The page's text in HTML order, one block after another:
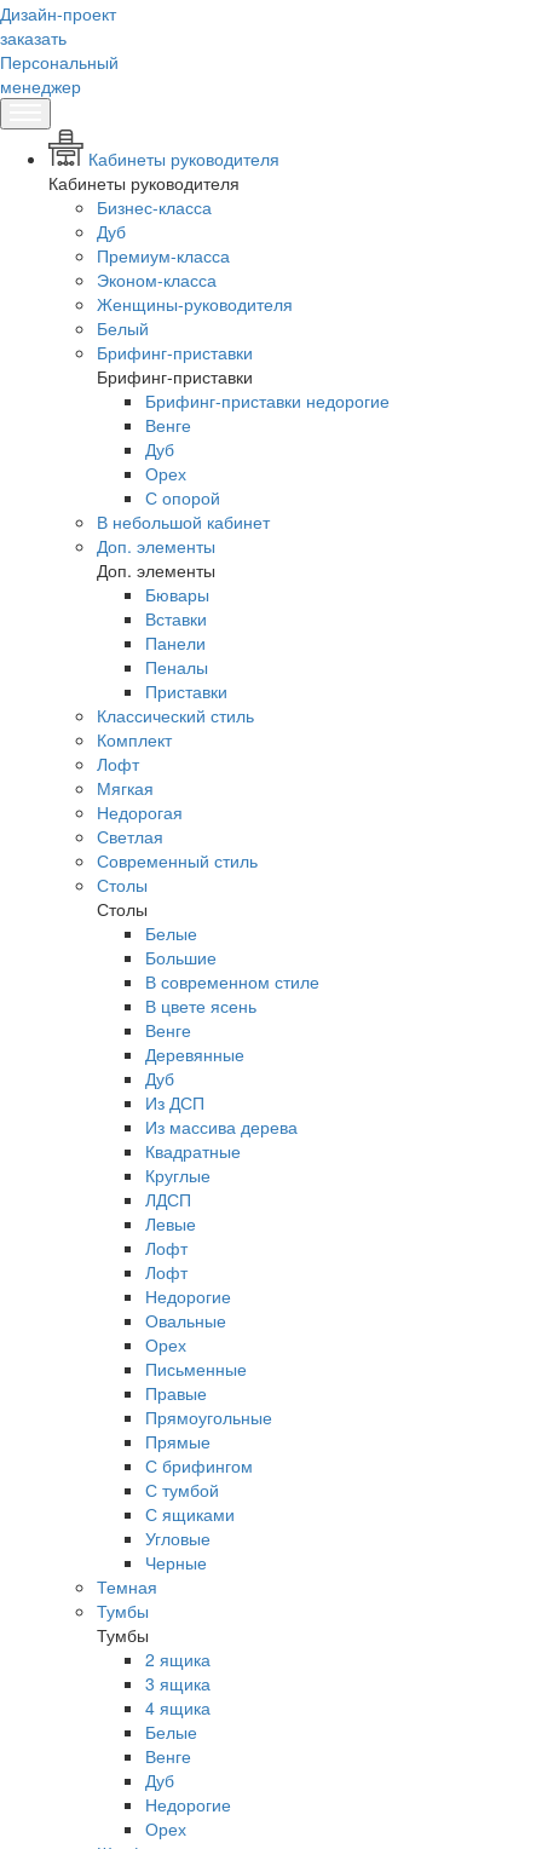
Дизайн-проект
заказать
Персональный
менеджер
Кабинеты руководителя
Кабинеты руководителя
Бизнес-класса
Дуб
Премиум-класса
Эконом-класса
Женщины-руководителя
Белый
Брифинг-приставки
Брифинг-приставки
Брифинг-приставки недорогие
Венге
Дуб
Орех
С опорой
В небольшой кабинет
Доп. элементы
Доп. элементы
Бювары
Вставки
Панели
Пеналы
Приставки
Классический стиль
Комплект
Лофт
Мягкая
Недорогая
Светлая
Современный стиль
Столы
Столы
Белые
Большие
В современном стиле
В цвете ясень
Венге
Деревянные
Дуб
Из ДСП
Из массива дерева
Квадратные
Круглые
ЛДСП
Левые
Лофт
Лофт
Недорогие
Овальные
Орех
Письменные
Правые
Прямоугольные
Прямые
С брифингом
С тумбой
С ящиками
Угловые
Черные
Темная
Тумбы
Тумбы
2 ящика
3 ящика
4 ящика
Белые
Венге
Дуб
Недорогие
Орех